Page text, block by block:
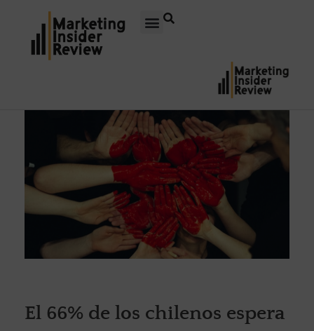
El 66% de los chilenos espera